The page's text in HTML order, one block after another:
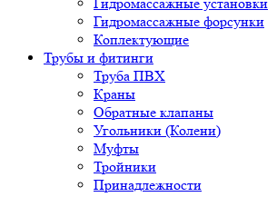
Гидромассажные форсунки
Коплектующие
Трубы и фитинги
Труба ПВХ
Краны
Обратные клапаны
Угольники (Колени)
Муфты
Тройники
Принадлежности